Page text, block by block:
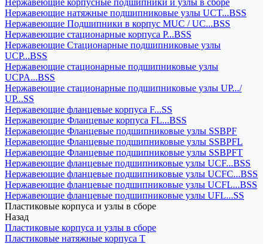
Нержавеющие корпусные подшипники и узлы в сборе
Нержавеющие натяжные подшипниковые узлы UCT...BSS
Нержавеющие Подшипники в корпус MUC / UC...BSS
Нержавеющие стационарные корпуса P...BSS
Нержавеющие Стационарные подшипниковые узлы
UCP...BSS
Нержавеющие стационарные подшипниковые узлы
UCPA...BSS
Нержавеющие стационарные подшипниковые узлы UP.../
UP...SS
Нержавеющие фланцевые корпуса F...SS
Нержавеющие Фланцевые корпуса FL...BSS
Нержавеющие Фланцевые подшипниковые узлы SSBPF
Нержавеющие Фланцевые подшипниковые узлы SSBPFL
Нержавеющие Фланцевые подшипниковые узлы SSBPFT
Нержавеющие фланцевые подшипниковые узлы UCF...BSS
Нержавеющие фланцевые подшипниковые узлы UCFC...BSS
Нержавеющие фланцевые подшипниковые узлы UCFL...BSS
Нержавеющие фланцевые подшипниковые узлы UFL...SS
Пластиковые корпуса и узлы в сборе
Назад
Пластиковые корпуса и узлы в сборе
Пластиковые натяжные корпуса T